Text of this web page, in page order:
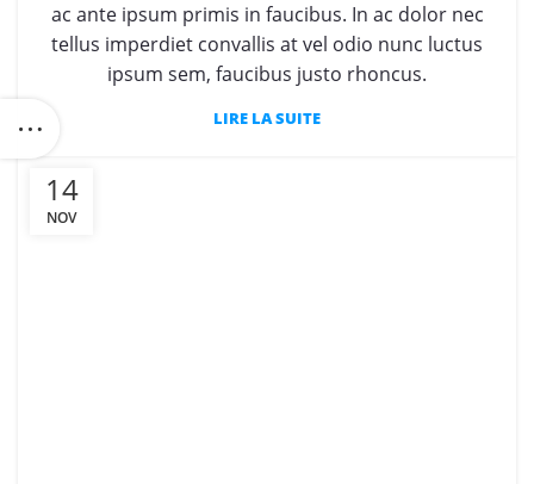
ac ante ipsum primis in faucibus. In ac dolor nec
tellus imperdiet convallis at vel odio nunc luctus
ipsum sem, faucibus justo rhoncus.
LIRE LA SUITE
14
NOV